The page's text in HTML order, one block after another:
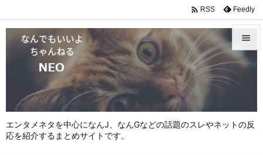
エンタメネタを中心になんJ、なんGなどの話題のスレやネットの反
応を紹介するまとめサイトです。



 RSS Feedly